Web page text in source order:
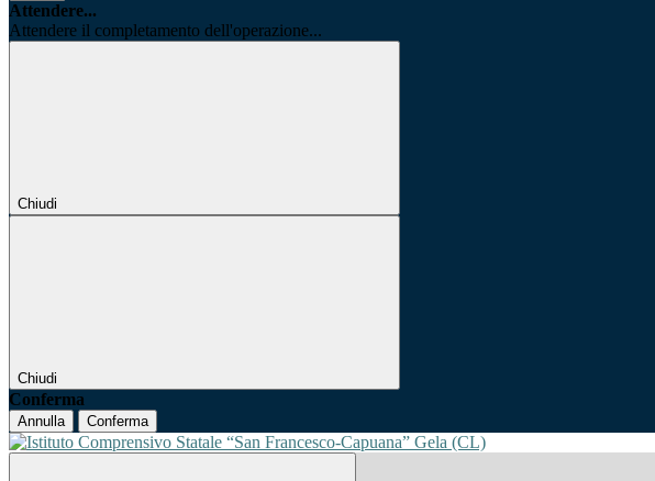
Attendere...
Attendere il completamento dell'operazione...
Chiudi
Chiudi
Conferma
Annulla Conferma